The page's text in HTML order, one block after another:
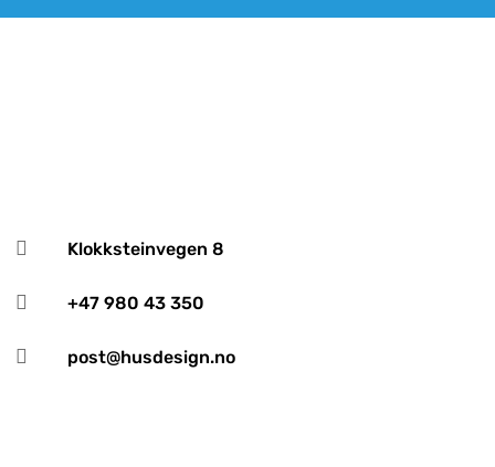
 Klokksteinvegen 8
 +47 980 43 350
 post@husdesign.no